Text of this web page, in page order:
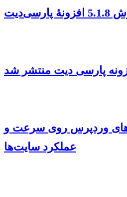
وردپرس روی سرعت و
عملکرد سایت‌ها